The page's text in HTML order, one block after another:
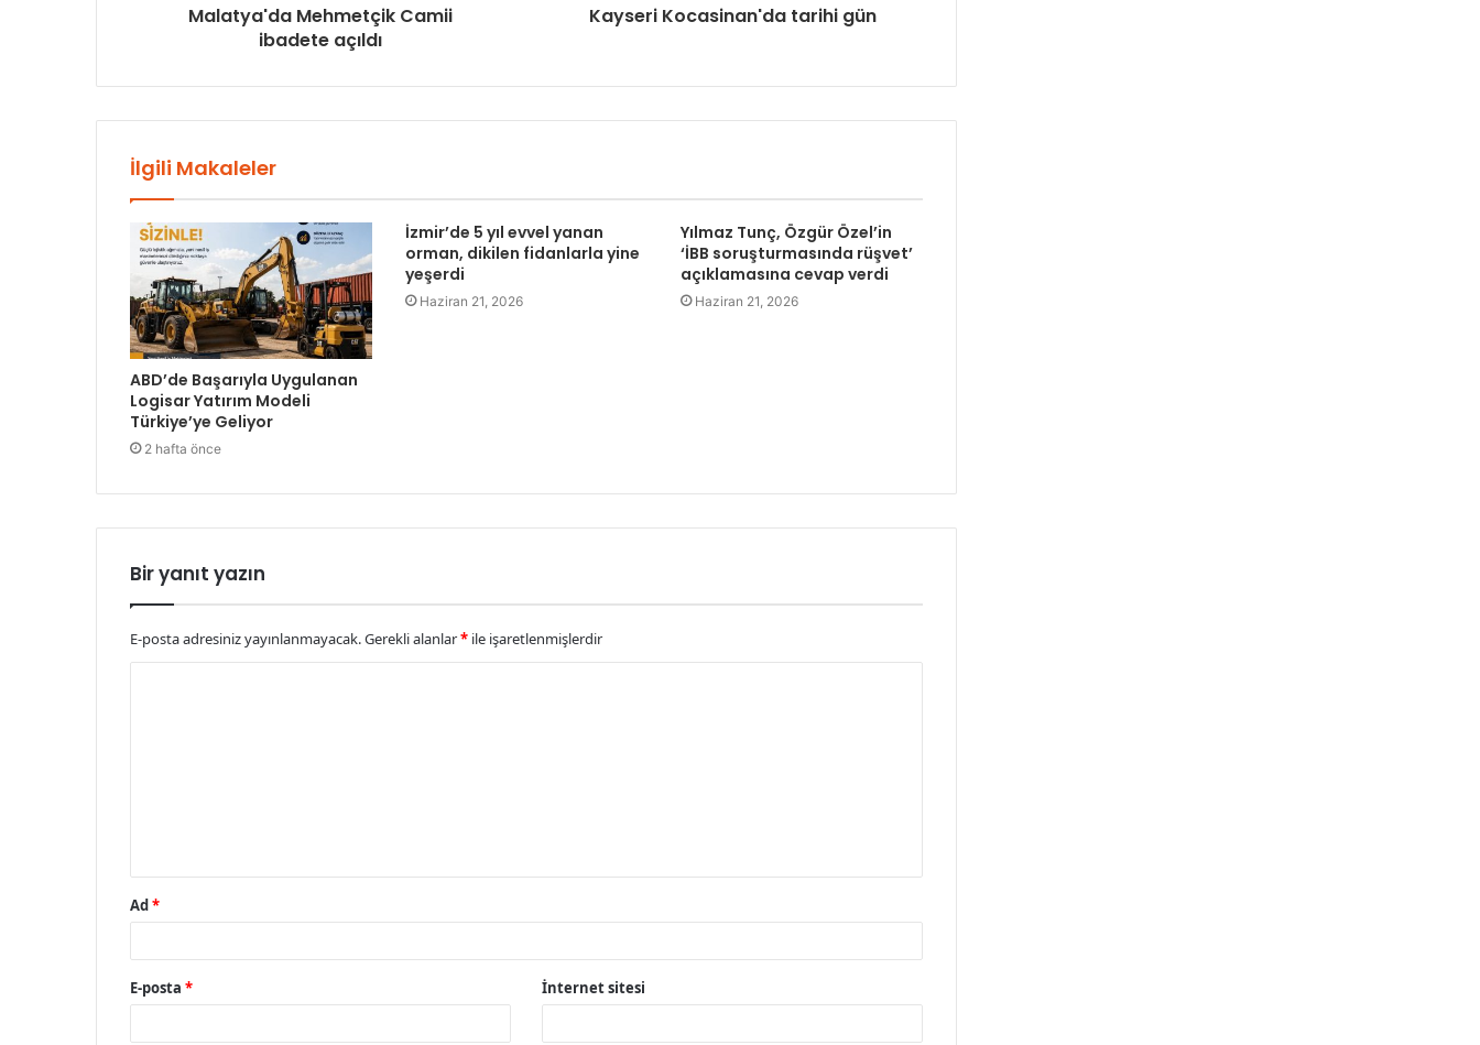
Malatya'da Mehmetçik Camii
ibadete açıldı
Kayseri Kocasinan'da tarihi gün
İlgili Makaleler
ABD’de Başarıyla Uygulanan
Logisar Yatırım Modeli
Türkiye’ye Geliyor
2 hafta önce
İzmir’de 5 yıl evvel yanan
orman, dikilen fidanlarla yine
yeşerdi
Haziran 21, 2026
Yılmaz Tunç, Özgür Özel’in
‘İBB soruşturmasında rüşvet’
açıklamasına cevap verdi
Haziran 21, 2026
Bir yanıt yazın
E-posta adresiniz yayınlanmayacak.Gerekli alanlar* ile işaretlenmişlerdir
Ad*
E-posta * İnternet sitesi